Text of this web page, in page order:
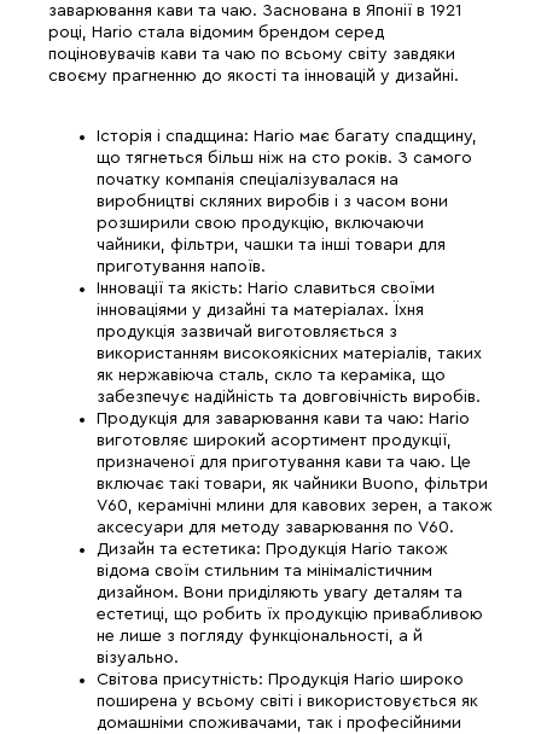
заварювання кави та чаю. Заснована в Японії в 1921
році, Hario стала відомим брендом серед
поціновувачів кави та чаю по всьому світу завдяки
своєму прагненню до якості та інновацій у дизайні.
Історія і спадщина: Hario має багату спадщину,
що тягнеться більш ніж на сто років. З самого
початку компанія спеціалізувалася на
виробництві скляних виробів і з часом вони
розширили свою продукцію, включаючи
чайники, фільтри, чашки та інші товари для
приготування напоїв.
Інновації та якість: Hario славиться своїми
інноваціями у дизайні та матеріалах. Їхня
продукція зазвичай виготовляється з
використанням високоякісних матеріалів, таких
як нержавіюча сталь, скло та кераміка, що
забезпечує надійність та довговічність виробів.
Продукція для заварювання кави та чаю: Hario
виготовляє широкий асортимент продукції,
призначеної для приготування кави та чаю. Це
включає такі товари, як чайники Buono, фільтри
V60, керамічні млини для кавових зерен, а також
аксесуари для методу заварювання по V60.
Дизайн та естетика: Продукція Hario також
відома своїм стильним та мінімалістичним
дизайном. Вони приділяють увагу деталям та
естетиці, що робить їх продукцію привабливою
не лише з погляду функціональності, а й
візуально.
Світова присутність: Продукція Hario широко
поширена у всьому світі і використовується як
домашніми споживачами, так і професійними